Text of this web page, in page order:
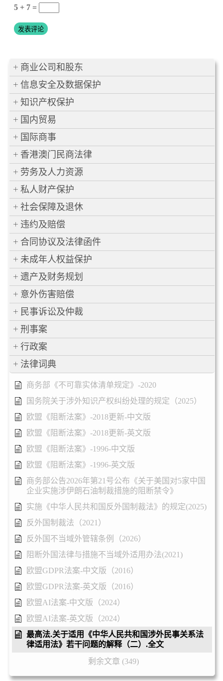
5 + 7 =
商业公司和股东
信息安全及数据保护
知识产权保护
国内贸易
国际商事
香港澳门民商法律
劳务及人力资源
私人财产保护
社会保障及退休
违约及赔偿
合同协议及法律函件
未成年人权益保护
遗产及财务规划
意外伤害赔偿
民事诉讼及仲裁
刑事案
行政案
法律词典
商务部《不可靠实体清单规定》-2020
国务院关于涉外知识产权纠纷处理的规定（2025）
欧盟《阻断法案》-2018更新-中文版
欧盟《阻断法案》-2018更新-英文版
欧盟《阻断法案》-1996-中文版
欧盟《阻断法案》-1996-英文版
商务部公告2026年第21号公布《关于美国对5家中国
企业实施涉伊朗石油制裁措施的阻断禁令》
实施《中华人民共和国反外国制裁法》的规定(2025)
反外国制裁法（2021）
反外国不当域外管辖条例（2026）
阻断外国法律与措施不当域外适用办法(2021)
欧盟GDPR法案-中文版（2016）
欧盟GDPR法案-英文版（2016）
欧盟AI法案-中文版（2024）
欧盟AI法案-英文版（2024）
最高法.关于适用《中华人民共和国涉外民事关系法
律适用法》若干问题的解释（二）.全文
剩余文章 (349)